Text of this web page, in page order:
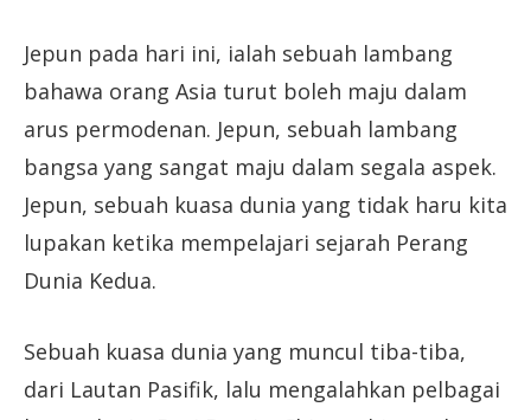
Jepun pada hari ini, ialah sebuah lambang
bahawa orang Asia turut boleh maju dalam
arus permodenan. Jepun, sebuah lambang
bangsa yang sangat maju dalam segala aspek.
Jepun, sebuah kuasa dunia yang tidak haru kita
lupakan ketika mempelajari sejarah Perang
Dunia Kedua.
Sebuah kuasa dunia yang muncul tiba-tiba,
dari Lautan Pasifik, lalu mengalahkan pelbagai